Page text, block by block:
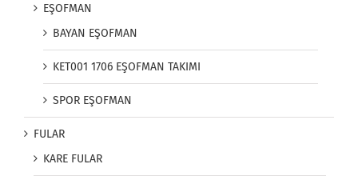
EŞOFMAN
BAYAN EŞOFMAN
KET001 1706 EŞOFMAN TAKIMI
SPOR EŞOFMAN
FULAR
KARE FULAR